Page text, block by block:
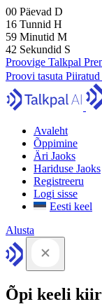
00 Päevad D
16 Tunnid H
59 Minutid M
41 Sekundid S
Proovige Talkpal
Proovi tasuta
Avaleht
Õppimine
Äri Jaoks
Hariduse Jaoks
Registreeru
Logi sisse
Eesti keel
Alusta
Õpi keeli